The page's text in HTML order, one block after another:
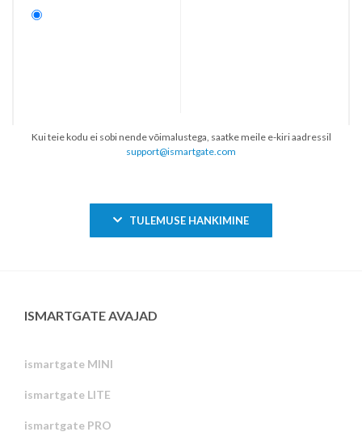
Kui teie kodu ei sobi nende võimalustega, saatke meile e-kiri aadressil
support@ismartgate.com
TULEMUSE HANKIMINE
ISMARTGATE AVAJAD
ismartgate MINI
ismartgate LITE
ismartgate PRO